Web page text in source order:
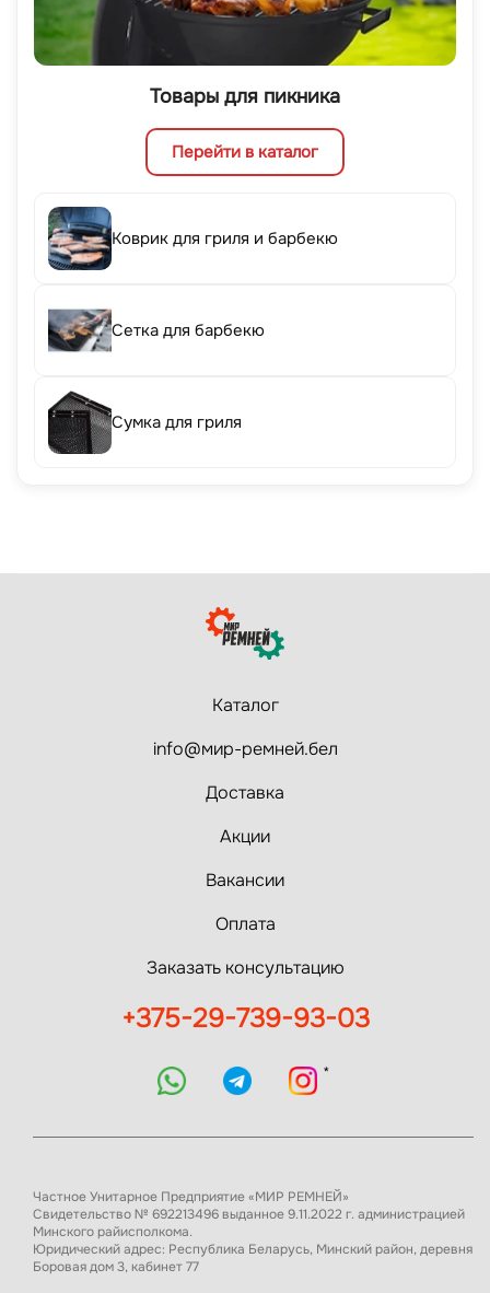
Товары для пикника
Перейти в каталог
Коврик для гриля и барбекю
Сетка для барбекю
Сумка для гриля
Каталог
info@мир-ремней.бел
Доставка
Акции
Вакансии
Оплата
Заказать консультацию
+375-29-739-93-03
*
Частное Унитарное Предприятие «МИР РЕМНЕЙ»
Свидетельство № 692213496 выданное 9.11.2022 г. администрацией
Минского райисполкома.
Юридический адрес: Республика Беларусь, Минский район, деревня
Боровая дом 3, кабинет 77